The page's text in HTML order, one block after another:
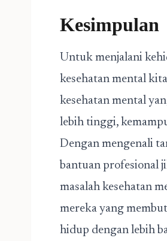
Kesimpulan
Untuk menjalani
kesehatan mental
kesehatan mental
lebih tinggi,
Dengan mengenali
bantuan profesional
masalah kesehatan
mereka yang
hidup dengan lebih